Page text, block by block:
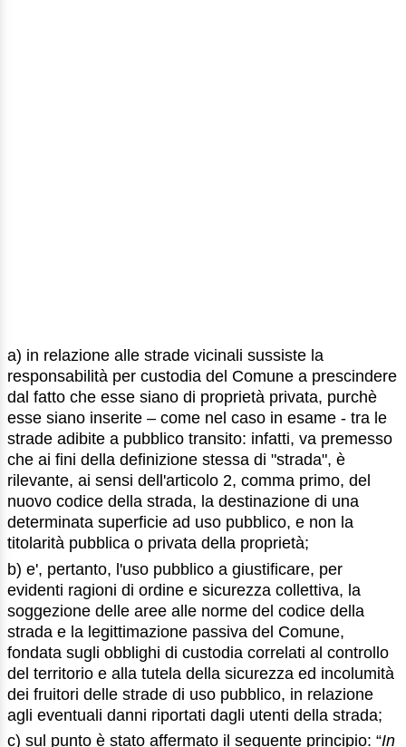
a) in relazione alle strade vicinali sussiste la
responsabilità per custodia del Comune a prescindere
dal fatto che esse siano di proprietà privata, purchè
esse siano inserite – come nel caso in esame - tra le
strade adibite a pubblico transito: infatti, va premesso
che ai fini della definizione stessa di "strada", è
rilevante, ai sensi dell'articolo 2, comma primo, del
nuovo codice della strada, la destinazione di una
determinata superficie ad uso pubblico, e non la
titolarità pubblica o privata della proprietà;
b) e', pertanto, l'uso pubblico a giustificare, per
evidenti ragioni di ordine e sicurezza collettiva, la
soggezione delle aree alle norme del codice della
strada e la legittimazione passiva del Comune,
fondata sugli obblighi di custodia correlati al controllo
del territorio e alla tutela della sicurezza ed incolumità
dei fruitori delle strade di uso pubblico, in relazione
agli eventuali danni riportati dagli utenti della strada;
c) sul punto è stato affermato il seguente principio: “In